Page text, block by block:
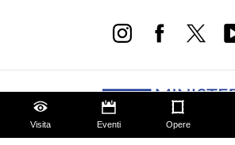
Visita Eventi Opere